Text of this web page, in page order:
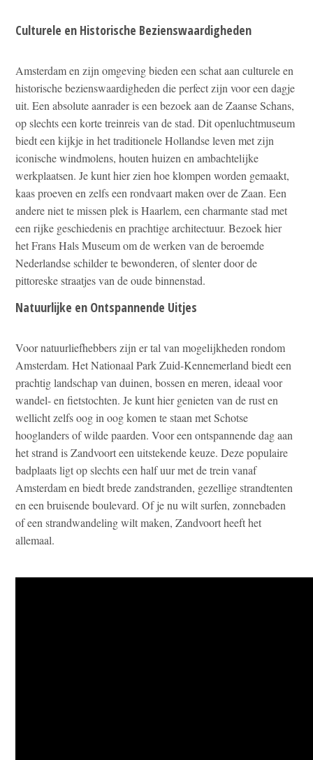
Culturele en Historische Bezienswaardigheden
Amsterdam en zijn omgeving bieden een schat aan culturele en
historische bezienswaardigheden die perfect zijn voor een dagje
uit. Een absolute aanrader is een bezoek aan de Zaanse Schans,
op slechts een korte treinreis van de stad. Dit openluchtmuseum
biedt een kijkje in het traditionele Hollandse leven met zijn
iconische windmolens, houten huizen en ambachtelijke
werkplaatsen. Je kunt hier zien hoe klompen worden gemaakt,
kaas proeven en zelfs een rondvaart maken over de Zaan. Een
andere niet te missen plek is Haarlem, een charmante stad met
een rijke geschiedenis en prachtige architectuur. Bezoek hier
het Frans Hals Museum om de werken van de beroemde
Nederlandse schilder te bewonderen, of slenter door de
pittoreske straatjes van de oude binnenstad.
Natuurlijke en Ontspannende Uitjes
Voor natuurliefhebbers zijn er tal van mogelijkheden rondom
Amsterdam. Het Nationaal Park Zuid-Kennemerland biedt een
prachtig landschap van duinen, bossen en meren, ideaal voor
wandel- en fietstochten. Je kunt hier genieten van de rust en
wellicht zelfs oog in oog komen te staan met Schotse
hooglanders of wilde paarden. Voor een ontspannende dag aan
het strand is Zandvoort een uitstekende keuze. Deze populaire
badplaats ligt op slechts een half uur met de trein vanaf
Amsterdam en biedt brede zandstranden, gezellige strandtenten
en een bruisende boulevard. Of je nu wilt surfen, zonnebaden
of een strandwandeling wilt maken, Zandvoort heeft het
allemaal.